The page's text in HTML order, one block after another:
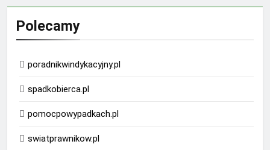
Polecamy
poradnikwindykacyjny.pl
spadkobierca.pl
pomocpowypadkach.pl
swiatprawnikow.pl